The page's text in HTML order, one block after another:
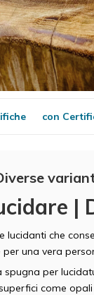
con
|
lucidanti che
una vera
spugna per
come